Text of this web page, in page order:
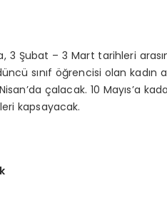
3 Şubat – 3 Mart tarihleri
sınıf öğrencisi olan kadın
çalacak. 10 Mayıs’a
kapsayacak.